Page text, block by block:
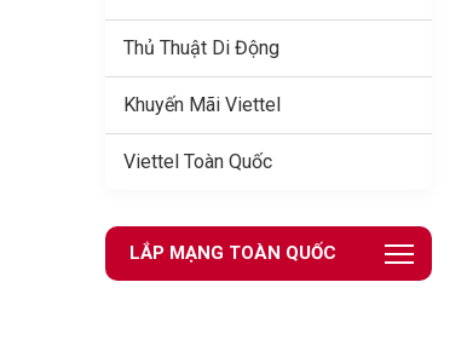
Thủ Thuật Di Động
Khuyến Mãi Viettel
Viettel Toàn Quốc
LẮP MẠNG TOÀN QUỐC